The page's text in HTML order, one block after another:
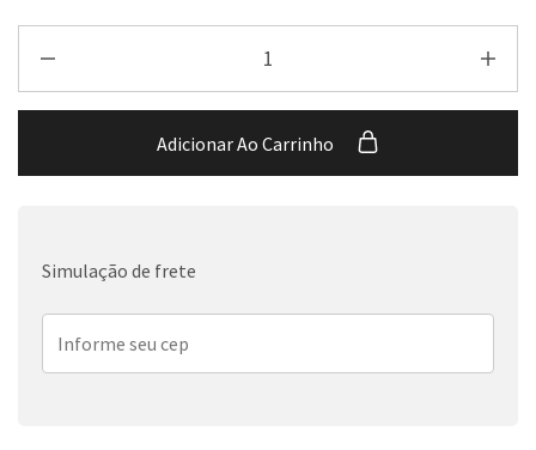
Adicionar Ao Carrinho
Simulação de frete